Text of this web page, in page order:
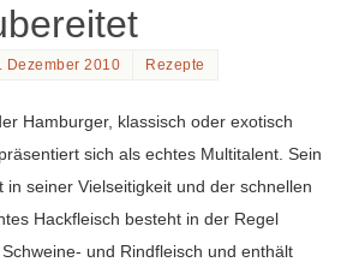
Dezember 2010 Rezepte
Hamburger, klassisch oder exotisch
sich als echtes Multitalent. Sein
in seiner Vielseitigkeit und der schnellen
Hackfleisch besteht in der Regel
und Rindfleisch und enthält